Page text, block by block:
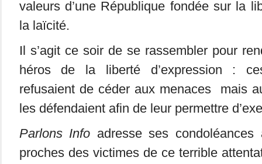
valeurs d’une République fondée sur la
la laïcité.
Il s’agit ce soir de se rassembler pour
héros de la liberté d’expression :
refusaient de céder aux menaces mais
les défendaient afin de leur permettre
Parlons Info adresse ses
proches des victimes de ce terrible